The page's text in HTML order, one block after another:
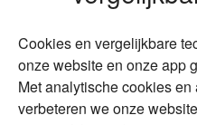
Wonen
Duurzaam
Vermogensplanning
Tweede huis in
Cookies en vergelijkbare
onze website en onze app
Met analytische cookies
verbeteren we onze